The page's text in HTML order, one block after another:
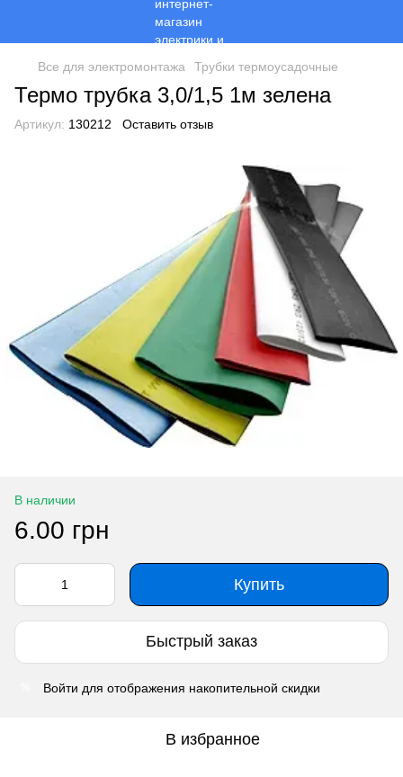
Все для электромонтажа Трубки термоусадочные
Термо трубка 3,0/1,5 1м зелена
Артикул: 130212 Оставить отзыв
В наличии
6.00 грн
Купить
Быстрый заказ
Войти для отображения накопительной скидки
В избранное